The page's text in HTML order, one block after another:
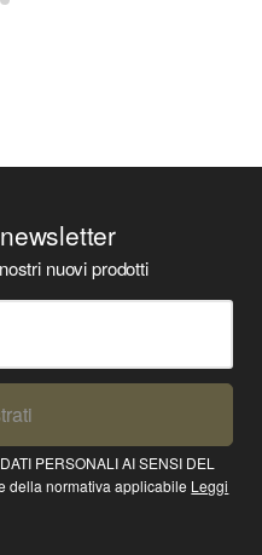
nuovi prodotti
PERSONALI AI SENSI DEL
della normativa applicabile Leggi